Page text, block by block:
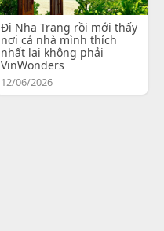
Đi Nha Trang rồi mới thấy
nơi cả nhà mình thích
nhất lại không phải
VinWonders
12/06/2026